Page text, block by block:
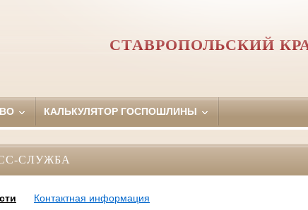
СТАВРОПОЛЬСКИЙ
КАЛЬКУЛЯТОР ГОСПОШЛИНЫ
СЛУЖБА
Контактная информация